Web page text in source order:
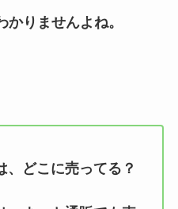
りませんよね。
、どこに売ってる？